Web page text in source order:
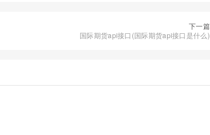
下一篇
国际期货api接口(国际期货api接口是什么)